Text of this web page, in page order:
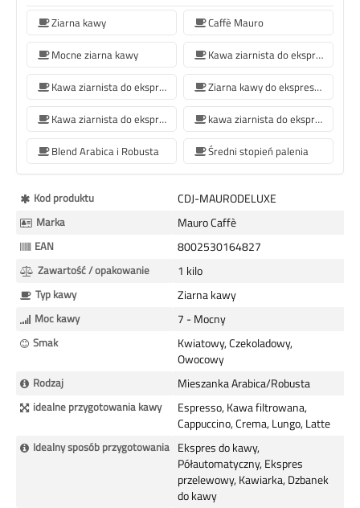
Ziarna kawy
Caffè Mauro
Mocne ziarna kawy
Kawa ziarnista do ekspresu do kawy Jura
Kawa ziarnista do ekspresu do kawy De'Longhi
Ziarna kawy do ekspresów Philips
Kawa ziarnista do ekspresu do kawy Krups
kawa ziarnista do ekspresu do kawy Siemens
Blend Arabica i Robusta
Średni stopień palenia
Więcej
informacji
Kod produktu CDJ-MAURODELUXE
Marka Mauro Caffè
EAN 8002530164827
Zawartość / opakowanie 1 kilo
Typ kawy Ziarna kawy
Moc kawy 7 - Mocny
Smak
Kwiatowy, Czekoladowy,
Owocowy
Rodzaj Mieszanka Arabica/Robusta
idealne przygotowania kawy
Espresso, Kawa filtrowana,
Cappuccino, Crema, Lungo, Latte
Idealny sposób przygotowania Ekspres do kawy,
Półautomatyczny, Ekspres
przelewowy, Kawiarka, Dzbanek
do kawy